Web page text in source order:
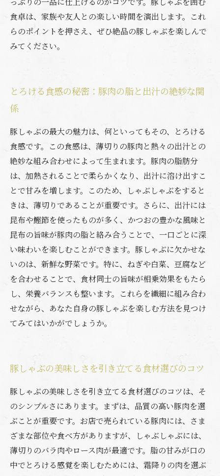
食卓は、家族や友人との楽しい時間を演出します。これ
らのポイントを押さえ、ぜひ絶品の豚しゃぶを楽しんで
みてください。
とろける食感の秘密：豚肉の脂と出汁の絶妙な関
係
豚しゃぶの最大の魅力は、何といってもその、とろける
食感です。この食感は、薄切りの豚肉と熱々の出汁との
絶妙な組み合わせによって生まれます。豚肉の脂肪分
は、加熱されることで柔らかくなり、出汁に溶け出すこ
とで甘みを増します。このため、しゃぶしゃぶをすると
きは、薄切りであることが重要です。さらに、出汁には
昆布や鰹節を使ったものが多く、かつおの豊かな風味と
昆布の旨味が豚肉の脂と絡み合うことで、一口ごとに深
い味わいを楽しむことができます。豚しゃぶに欠かせな
いのは、新鮮な野菜です。特に、ねぎや白菜、豆腐など
を合わせることで、食材同士の旨味が相乗効果をもたら
し、栄養バランスも整います。これらを繊細に組み合わ
せながら、あなた自身の豚しゃぶを楽しむ方法を見つけ
てみてはいかがでしょうか。
豚しゃぶの美味しさを引き立てる食材選びのコツ
豚しゃぶの美味しさを引き立てる食材選びのコツは、そ
のシンプルさにあります。まずは、品質の高い豚肉を選
ぶことが重要です。お店で売られている豚肉には、さま
ざまな部位や食べ方がありますが、しゃぶしゃぶには、
薄切りのバラ肉やロース肉が最適です。脂の甘みが口の
中でとろける感覚を楽しむためには、霜降りの肉を選ぶ